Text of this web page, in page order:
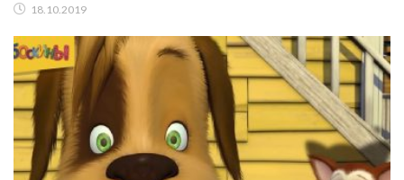
18.10.2019